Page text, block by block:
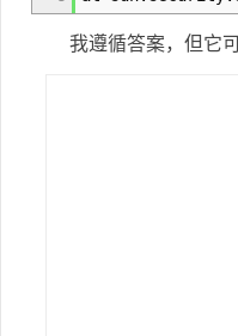
我遵循答案，但它